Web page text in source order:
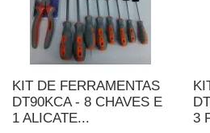
KIT DE FERRAMENTAS
DT90KCA - 8 CHAVES E
1 ALICATE...
3